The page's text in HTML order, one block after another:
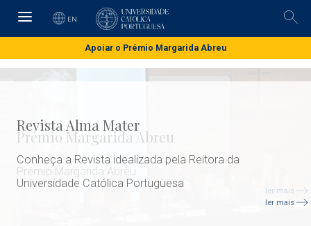
Skip
content
EN
Apoiar o Prémio Margarida Abreu
Revista Alma Mater
Conheça a Revista idealizada pela Reitora da
Universidade Católica Portuguesa
ler mais